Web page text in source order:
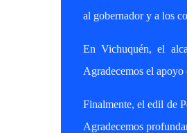
al gobernador y a los
En Vichuquén, el
Agradecemos el
Finalmente, el edil de
Agradecemos